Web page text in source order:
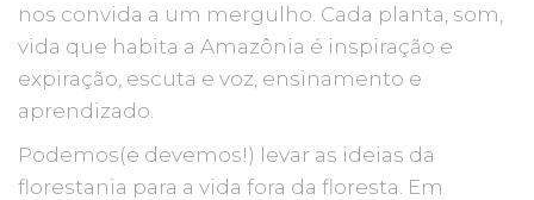
nos convida a um mergulho. Cada planta, som,
vida que habita a Amazônia é inspiração e
expiração, escuta e voz, ensinamento e
aprendizado.
Podemos(e devemos!) levar as ideias da
florestania para a vida fora da floresta. Em